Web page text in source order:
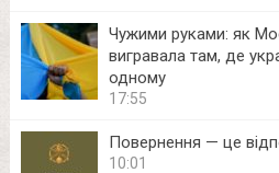
Чужими руками: як
вигравала там, де
одному
17:55
Повернення — це
10:01